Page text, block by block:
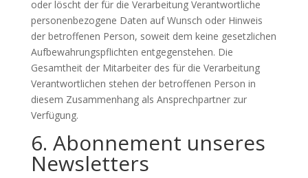
oder löscht der für die Verarbeitung Verantwortliche
personenbezogene Daten auf Wunsch oder Hinweis
der betroffenen Person, soweit dem keine gesetzlichen
Aufbewahrungspflichten entgegenstehen. Die
Gesamtheit der Mitarbeiter des für die Verarbeitung
Verantwortlichen stehen der betroffenen Person in
diesem Zusammenhang als Ansprechpartner zur
Verfügung.
6. Abonnement unseres
Newsletters